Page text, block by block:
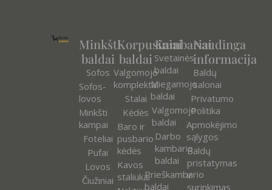
Minkšti
baldai
Sofos
Sofos-
lovos
Minkšti
kampai
Foteliai
Pufai
Lovos
Čiužiniai
Korpusiniai
baldai
Valgomojo
komplektai
Stalai
Kėdės
Baro ir
pusbario
kėdės
Kavos
staliukai
Kambariai
Svetainės
baldai
Miegamojo
baldai
Valgomojo
baldai
Darbo
kambario
baldai
Prieškambario
baldai
Naudinga
informacija
Baldų
salonai
Privatumo
Politika
Apmokėjimo
sąlygos
Baldų
pristatymas
ir
surinkimas